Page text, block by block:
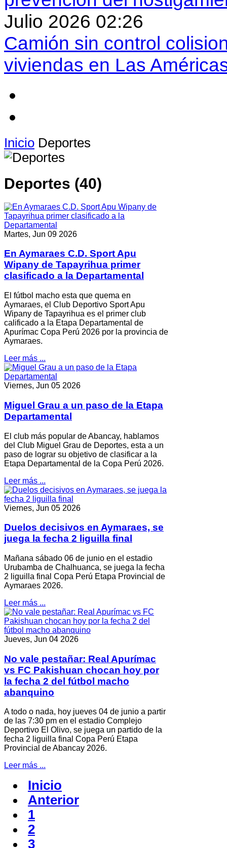
Julio 2026 02:26
Camión sin control
viviendas en Las
Inicio Deportes
Deportes (40)
Martes, Jun 09 2026
En Aymaraes C.D. Sport Apu
Wipany de Tapayrihua primer
clasificado a la Departamental
El fútbol macho esta que quema en
Aymaraes, el Club Deportivo Sport Apu
Wipany de Tapayrihua es el primer club
calificado a la Etapa Departamental de
Apurímac Copa Perú 2026 por la provincia de
Aymaraes.
Leer más ...
Viernes, Jun 05 2026
Miguel Grau a un paso de la Etapa
Departamental
El club más popular de Abancay, hablamos
del Club Miguel Grau de Deportes, esta a un
paso de lograr su objetivo de clasificar a la
Etapa Departamental de la Copa Perú 2026.
Leer más ...
Viernes, Jun 05 2026
Duelos decisivos en Aymaraes, se
juega la fecha 2 liguilla final
Mañana sábado 06 de junio en el estadio
Urubamba de Chalhuanca, se juega la fecha
2 liguilla final Copa Perú Etapa Provincial de
Aymaraes 2026.
Leer más ...
Jueves, Jun 04 2026
No vale pestañar: Real Apurímac
vs FC Pakishuan chocan hoy por
la fecha 2 del fútbol macho
abanquino
A todo o nada, hoy jueves 04 de junio a partir
de las 7:30 pm en el estadio Complejo
Deportivo El Olivo, se juega un partido de la
fecha 2 liguilla final Copa Perú Etapa
Provincial de Abancay 2026.
Leer más ...
Inicio
Anterior
1
2
3